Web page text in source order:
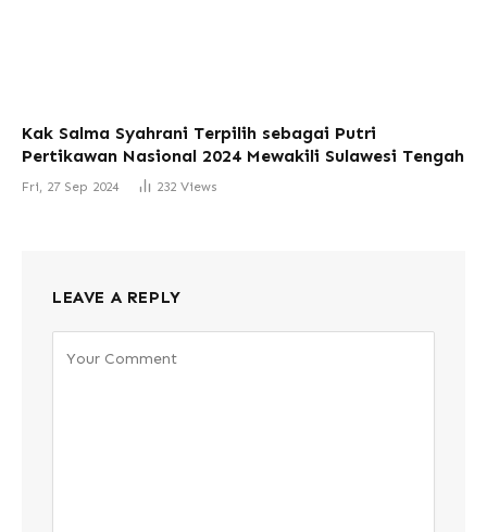
Kak Salma Syahrani Terpilih sebagai Putri
Pertikawan Nasional 2024 Mewakili Sulawesi Tengah
Fri, 27 Sep 2024 232 Views
LEAVE A REPLY